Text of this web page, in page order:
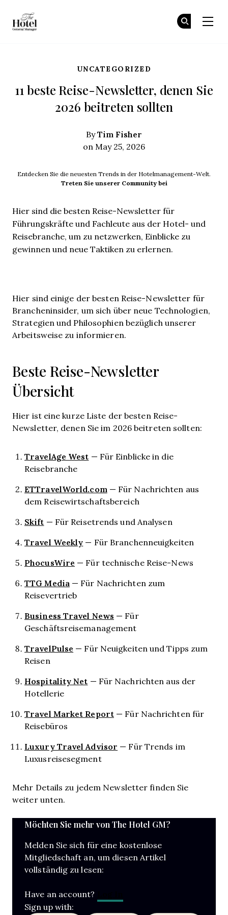
UNCATEGORIZED
11 beste Reise-Newsletter, denen Sie
2026 beitreten sollten
ByTim Fisher
on May 25, 2026
Entdecken Sie die neuesten Trends in der Hotelmanagement-Welt.
Treten Sie unserer Community bei
Hier sind die besten Reise-Newsletter für
Führungskräfte und Fachleute aus der Hotel- und
Reisebranche, um zu netzwerken, Einblicke zu
gewinnen und neue Taktiken zu erlernen.
Hier sind einige der besten Reise-Newsletter für
Brancheninsider, um sich über neue Technologien,
Strategien und Philosophien bezüglich unserer
Arbeitsweise zu informieren.
Beste Reise-Newsletter
Übersicht
Hier ist eine kurze Liste der besten Reise-
Newsletter, denen Sie im 2026 beitreten sollten:
TravelAge West — Für Einblicke in die
Reisebranche
ETTravelWorld.com — Für Nachrichten aus
dem Reisewirtschaftsbereich
Skift — Für Reisetrends und Analysen
Travel Weekly — Für Branchenneuigkeiten
PhocusWire — Für technische Reise-News
TTG Media — Für Nachrichten zum
Reisevertrieb
Business Travel News — Für
Geschäftsreisemanagement
TravelPulse — Für Neuigkeiten und Tipps zum
Reisen
Hospitality Net — Für Nachrichten aus der
Hotellerie
Travel Market Report — Für Nachrichten für
Reisebüros
Luxury Travel Advisor — Für Trends im
Luxusreisesegment
Mehr Details zu jedem Newsletter finden Sie
weiter unten.
Möchten Sie mehr von The Hotel GM?
Melden Sie sich für eine kostenlose
Mitgliedschaft an, um diesen Artikel
vollständig zu lesen:
Have an account?
Sign up with: